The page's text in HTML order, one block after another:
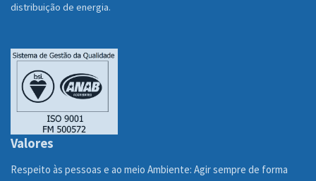
distribuição de energia.
Valores
Respeito às pessoas e ao meio Ambiente: Agir sempre de forma